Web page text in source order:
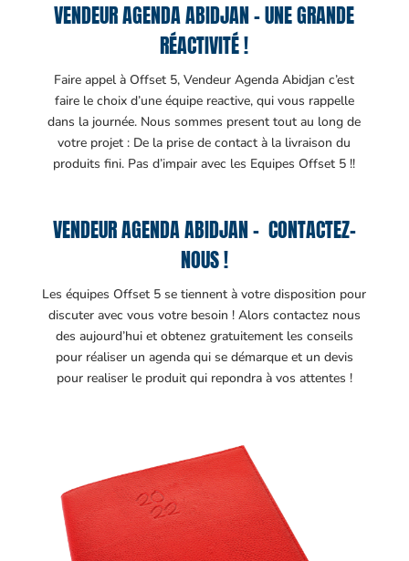
VENDEUR AGENDA ABIDJAN – UNE GRANDE
RÉACTIVITÉ !
Faire appel à Offset 5, Vendeur Agenda Abidjan c’est
faire le choix d’une équipe reactive, qui vous rappelle
dans la journée. Nous sommes present tout au long de
votre projet : De la prise de contact à la livraison du
produits fini. Pas d’impair avec les Equipes Offset 5 !!
VENDEUR AGENDA ABIDJAN – CONTACTEZ-
NOUS !
Les équipes Offset 5 se tiennent à votre disposition pour
discuter avec vous votre besoin ! Alors contactez nous
des aujourd’hui et obtenez gratuitement les conseils
pour réaliser un agenda qui se démarque et un devis
pour realiser le produit qui repondra à vos attentes !